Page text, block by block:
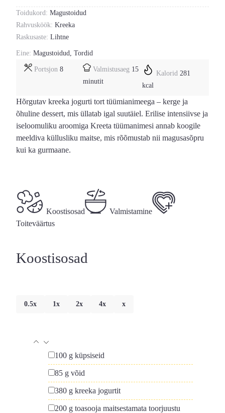
Toidukord: Magustoidud
Rahvusköök: Kreeka
Raskusaste: Lihtne
Eine: Magustoidud, Tordid
Portsjon 8 Valmistusaeg 15minutit
minutit
Kalorid 281
kcal
Hõrgutav kreeka jogurti tort tüümianimeega – kerge ja
õhuline dessert, mis üllatab igal suutäiel. Erilise intensiivse ja
iseloomuliku aroomiga Kreeta tüümanimesi annab koogile
meeldiva küllusliku maitse, mis rõõmustab nii magusasõpru
kui ka gurmaane.
Koostisosad
Valmistamine
Toiteväärtus
Koostisosad
0.5x 1x 2x 4x x
▢
100 g küpsiseid
▢
85 g võid
▢
380 g kreeka jogurtit
▢
200 g toasooja maitsestamata toorjuustu